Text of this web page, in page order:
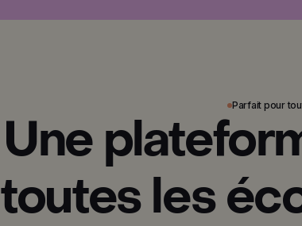
Parfait pour
Une
toutes les